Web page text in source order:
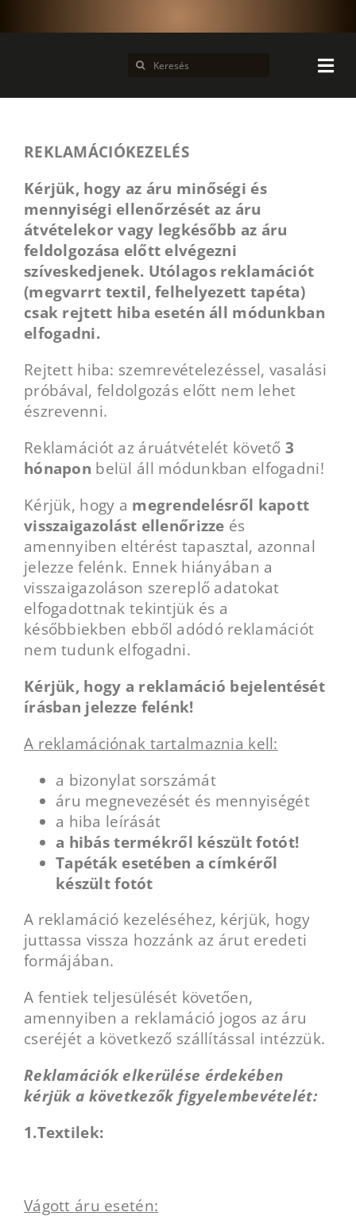
Keresés...
REKLAMÁCIÓKEZELÉS
Kérjük, hogy az áru minőségi és
mennyiségi ellenőrzését az áru
átvételekor vagy legkésőbb az áru
feldolgozása előtt elvégezni
szíveskedjenek. Utólagos reklamációt
(megvarrt textil, felhelyezett tapéta)
csak rejtett hiba esetén áll módunkban
elfogadni.
Rejtett hiba: szemrevételezéssel, vasalási
próbával, feldolgozás előtt nem lehet
észrevenni.
Reklamációt az áruátvételét követő 3
hónapon belül áll módunkban elfogadni!
Kérjük, hogy a megrendelésről kapott
visszaigazolást ellenőrizze és
amennyiben eltérést tapasztal, azonnal
jelezze felénk. Ennek hiányában a
visszaigazoláson szereplő adatokat
elfogadottnak tekintjük és a
későbbiekben ebből adódó reklamációt
nem tudunk elfogadni.
Kérjük, hogy a reklamáció bejelentését
írásban jelezze felénk!
A reklamációnak tartalmaznia kell:
a bizonylat sorszámát
áru megnevezését és mennyiségét
a hiba leírását
a hibás termékről készült fotót!
Tapéták esetében a címkéről
készült fotót
A reklamáció kezeléséhez, kérjük, hogy
juttassa vissza hozzánk az árut eredeti
formájában.
A fentiek teljesülését követően,
amennyiben a reklamáció jogos az áru
cseréjét a következő szállítással intézzük.
Reklamációk elkerülése érdekében
kérjük a következők figyelembevételét:
1.Textilek:
Vágott áru esetén: